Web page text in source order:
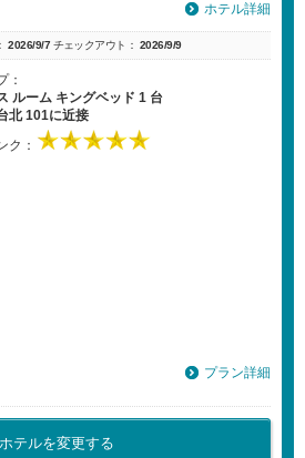
ホテル詳細
2026/9/7 チェックアウト： 2026/9/9
：
ルーム キングベッド 1 台
北 101に近接
ク：
プラン詳細
ホテルを変更する